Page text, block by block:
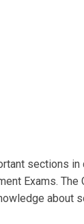
sections in
Exams.
about